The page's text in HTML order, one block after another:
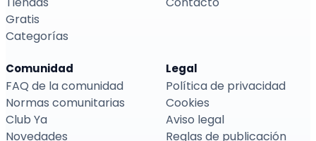
Gratis
Categorías
Comunidad
FAQ de la comunidad
Normas comunitarias
Club Ya
Novedades
Legal
Política de privacidad
Cookies
Aviso legal
Reglas de publicación